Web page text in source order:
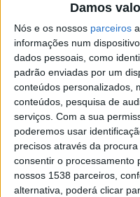
Damos
Nós e os nossos parceiros
informações num
dados pessoais, como
padrão enviadas por um
conteúdos personalizados,
conteúdos, pesquisa de
serviços. Com a sua
poderemos usar
precisos através da
consentir o processamento
nossos 1538 parceiros,
alternativa, poderá clicar
alimentação, e da
com forte impacto nos
podendo colocar em
Deste modo, a
por um lado, um
inerentes com a
outro, promove a
permanência e sucesso
ensino,